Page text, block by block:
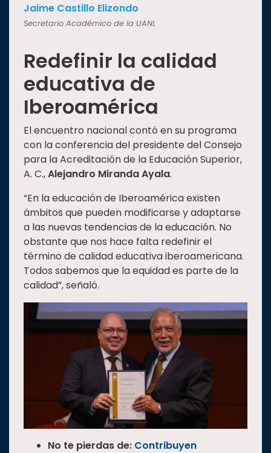
Jaime Castillo Elizondo
Secretario Académico de la UANL
Redefinir la calidad
educativa de
Iberoamérica
El encuentro nacional contó en su programa
con la conferencia del presidente del Consejo
para la Acreditación de la Educación Superior,
A. C.,Alejandro Miranda Ayala.
“En la educación de Iberoamérica existen
ámbitos que pueden modificarse y adaptarse
a las nuevas tendencias de la educación. No
obstante que nos hace falta redefinir el
término de calidad educativa iberoamericana.
Todos sabemos que la equidad es parte de la
calidad”, señaló.
No te pierdas de: Contribuyen